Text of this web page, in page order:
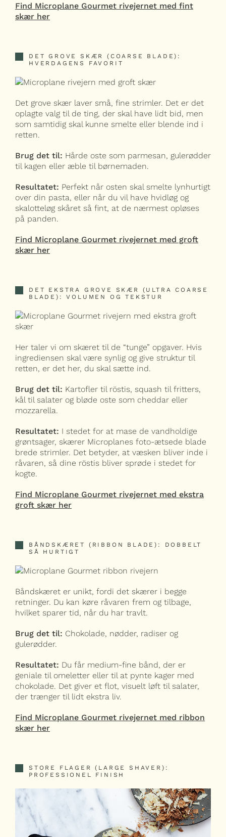
Find Microplane Gourmet rivejernet med fint
skær her
DET GROVE SKÆR (COARSE BLADE):
HVERDAGENS FAVORIT
Det grove skær laver små, fine strimler. Det er det
oplagte valg til de ting, der skal have lidt bid, men
som samtidig skal kunne smelte eller blende ind i
retten.
Brug det til: Hårde oste som parmesan, gulerødder
til kagen eller æble til børnemaden.
Resultatet: Perfekt når osten skal smelte lynhurtigt
over din pasta, eller når du vil have hvidløg og
skalotteløg skåret så fint, at de nærmest opløses
på panden.
Find Microplane Gourmet rivejernet med groft
skær her
DET EKSTRA GROVE SKÆR (ULTRA COARSE
BLADE): VOLUMEN OG TEKSTUR
Her taler vi om skæret til de “tunge” opgaver. Hvis
ingrediensen skal være synlig og give struktur til
retten, er det her, du skal sætte ind.
Brug det til: Kartofler til röstis, squash til fritters,
kål til salater og bløde oste som cheddar eller
mozzarella.
Resultatet: I stedet for at mase de vandholdige
grøntsager, skærer Microplanes foto-ætsede blade
brede strimler. Det betyder, at væsken bliver inde i
råvaren, så dine röstis bliver sprøde i stedet for
kogte.
Find Microplane Gourmet rivejernet med ekstra
groft skær her
BÅNDSKÆRET (RIBBON BLADE): DOBBELT
SÅ HURTIGT
Båndskæret er unikt, fordi det skærer i begge
retninger. Du kan køre råvaren frem og tilbage,
hvilket sparer tid, når du har travlt.
Brug det til: Chokolade, nødder, radiser og
gulerødder.
Resultatet: Du får medium-fine bånd, der er
geniale til omeletter eller til at pynte kager med
chokolade. Det giver et flot, visuelt løft til salater,
der trænger til lidt ekstra liv.
Find Microplane Gourmet rivejernet med ribbon
skær her
STORE FLAGER (LARGE SHAVER):
PROFESSIONEL FINISH